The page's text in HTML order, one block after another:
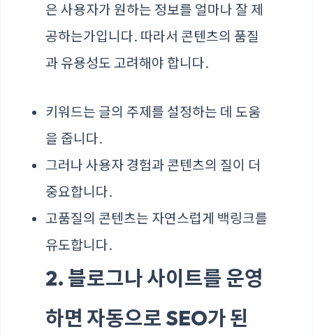
은 사용자가 원하는 정보를 얼마나 잘 제
공하는가입니다. 따라서 콘텐츠의 품질
과 유용성도 고려해야 합니다.
키워드는 글의 주제를 설정하는 데 도움
을 줍니다.
그러나 사용자 경험과 콘텐츠의 질이 더
중요합니다.
고품질의 콘텐츠는 자연스럽게 백링크를
유도합니다.
2. 블로그나 사이트를 운영
하면 자동으로 SEO가 된